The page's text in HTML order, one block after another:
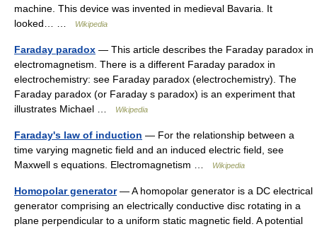
machine. This device was invented in medieval Bavaria. It
looked… …
Wikipedia
Faraday paradox — This article describes the Faraday paradox in
electromagnetism. There is a different Faraday paradox in
electrochemistry: see Faraday paradox (electrochemistry). The
Faraday paradox (or Faraday s paradox) is an experiment that
illustrates Michael …
Wikipedia
Faraday's law of induction — For the relationship between a
time varying magnetic field and an induced electric field, see
Maxwell s equations. Electromagnetism …
Wikipedia
Homopolar generator— A homopolar generator is a DC electrical
generator comprising an electrically conductive disc rotating in a
plane perpendicular to a uniform static magnetic field. A potential